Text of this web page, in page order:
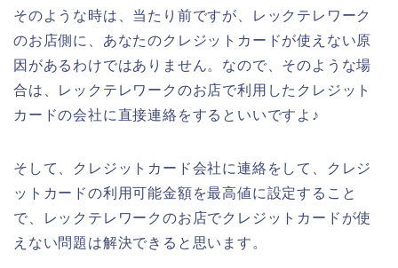
そのような時は、当たり前ですが、レックテレワーク
のお店側に、あなたのクレジットカードが使えない原
因があるわけではありません。なので、そのような場
合は、レックテレワークのお店で利用したクレジット
カードの会社に直接連絡をするといいですよ♪
そして、クレジットカード会社に連絡をして、クレジ
ットカードの利用可能金額を最高値に設定すること
で、レックテレワークのお店でクレジットカードが使
えない問題は解決できると思います。